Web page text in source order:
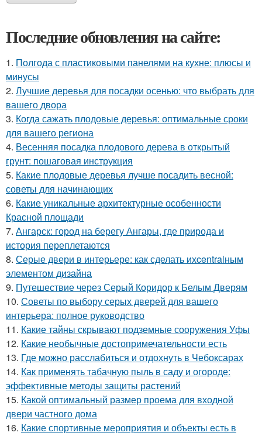
Последние обновления на сайте:
1. Полгода с пластиковыми панелями на кухне: плюсы и
минусы
2. Лучшие деревья для посадки осенью: что выбрать для
вашего двора
3. Когда сажать плодовые деревья: оптимальные сроки
для вашего региона
4. Весенняя посадка плодового дерева в открытый
грунт: пошаговая инструкция
5. Какие плодовые деревья лучше посадить весной:
советы для начинающих
6. Какие уникальные архитектурные особенности
Красной площади
7. Ангарск: город на берегу Ангары, где природа и
история переплетаются
8. Серые двери в интерьере: как сделать ихcentralным
элементом дизайна
9. Путешествие через Серый Коридор к Белым Дверям
10. Советы по выбору серых дверей для вашего
интерьера: полное руководство
11. Какие тайны скрывают подземные сооружения Уфы
12. Какие необычные достопримечательности есть
13. Где можно расслабиться и отдохнуть в Чебоксарах
14. Как применять табачную пыль в саду и огороде:
эффективные методы защиты растений
15. Какой оптимальный размер проема для входной
двери частного дома
16. Какие спортивные мероприятия и объекты есть в